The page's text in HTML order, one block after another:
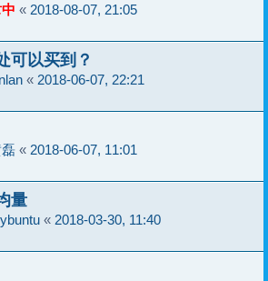
« 2018-08-07, 21:05
可以买到？
« 2018-06-07, 22:21
« 2018-06-07, 11:01
量
« 2018-03-30, 11:40